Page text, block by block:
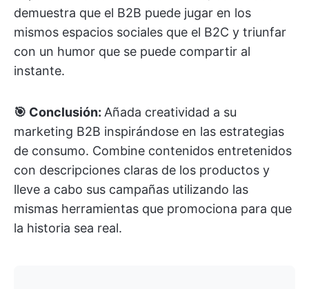
demuestra que el B2B puede jugar en los
mismos espacios sociales que el B2C y triunfar
con un humor que se puede compartir al
instante.
🎯 Conclusión: Añada creatividad a su
marketing B2B inspirándose en las estrategias
de consumo. Combine contenidos entretenidos
con descripciones claras de los productos y
lleve a cabo sus campañas utilizando las
mismas herramientas que promociona para que
la historia sea real.